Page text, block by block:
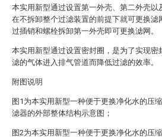
本实用新型通过设置第一外壳、第二外壳以
在不拆卸整个过滤装置的前提下就可更换滤
过插销和螺栓拆卸第一外壳即可更换滤网。
本实用新型通过设置密封圈，是为了实现密
滤的气体进入排气管道而降低过滤的效率。
附图说明
图1为本实用新型一种便于更换净化水的压
滤器的外部整体结构示意图；
图2为本实用新型一种便于更换净化水的压